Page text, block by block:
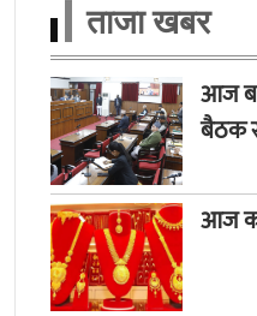
ताजा खबर
आज
बैठक
आज